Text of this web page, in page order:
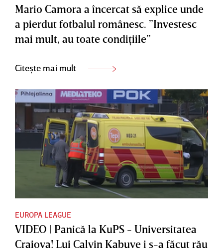
Mario Camora a încercat să explice unde
a pierdut fotbalul românesc. ”Investesc
mai mult, au toate condiţiile”
Citește mai mult
EUROPA LEAGUE
VIDEO | Panică la KuPS - Universitatea
Craiova! Lui Calvin Kabuye i s-a făcut rău